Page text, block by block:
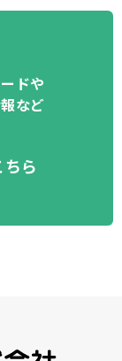
ドや​
など​
ら